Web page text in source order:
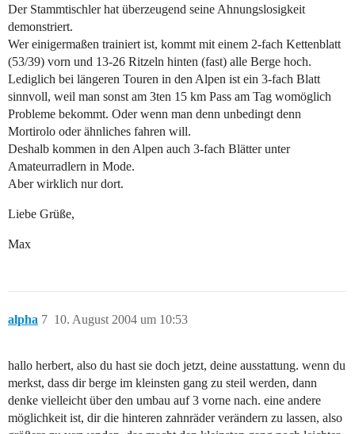
Der Stammtischler hat überzeugend seine Ahnungslosigkeit
demonstriert.
Wer einigermaßen trainiert ist, kommt mit einem 2-fach Kettenblatt
(53/39) vorn und 13-26 Ritzeln hinten (fast) alle Berge hoch.
Lediglich bei längeren Touren in den Alpen ist ein 3-fach Blatt
sinnvoll, weil man sonst am 3ten 15 km Pass am Tag womöglich
Probleme bekommt. Oder wenn man denn unbedingt denn
Mortirolo oder ähnliches fahren will.
Deshalb kommen in den Alpen auch 3-fach Blätter unter
Amateurradlern in Mode.
Aber wirklich nur dort.
Liebe Grüße,
Max
alpha 10. August 2004 um 10:53
7
hallo herbert, also du hast sie doch jetzt, deine ausstattung. wenn du
merkst, dass dir berge im kleinsten gang zu steil werden, dann
denke vielleicht über den umbau auf 3 vorne nach. eine andere
möglichkeit ist, dir die hinteren zahnräder verändern zu lassen, also